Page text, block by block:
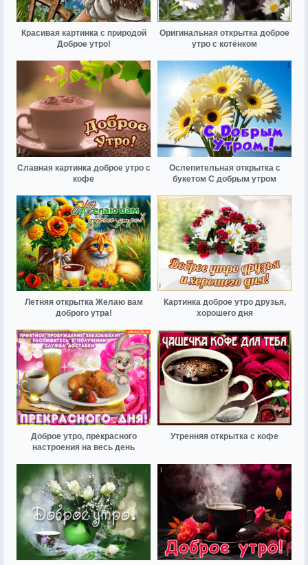
Красивая картинка с природой
Доброе утро!
Оригинальная открытка доброе
утро с котёнком
Славная картинка доброе утро с
кофе
Ослепительная открытка с
букетом С добрым утром
Летняя открытка Желаю вам
доброго утра!
Картинка доброе утро друзья,
хорошего дня
Доброе утро, прекрасного
настроения на весь день
Утренняя открытка с кофе